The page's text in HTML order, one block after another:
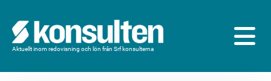
Aktuellt inom redovisning och lön från Srf konsulterna